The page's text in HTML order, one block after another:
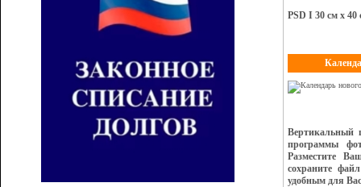
PSD I 30 см х
Вертикальный
программы
Разместите
сохраните
удобным для